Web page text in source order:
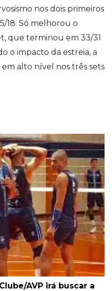
nos dois primeiros
18. Só melhorou o
que terminou em 33/31
o impacto da estreia, a
alto nível nos três sets
AVP irá buscar a